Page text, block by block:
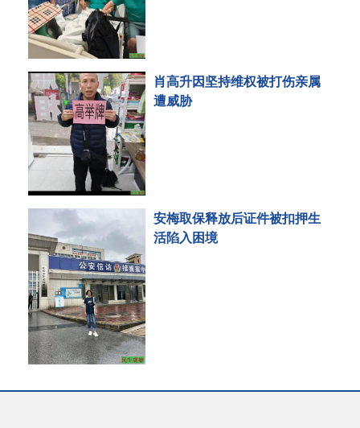
肖高升因坚持维权被打伤亲属
遭威胁
安梅取保释放后证件被扣押生
活陷入困境